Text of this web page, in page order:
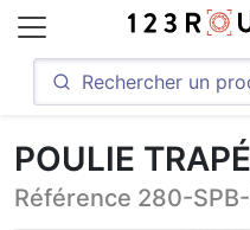
POULIE
Référence 280-